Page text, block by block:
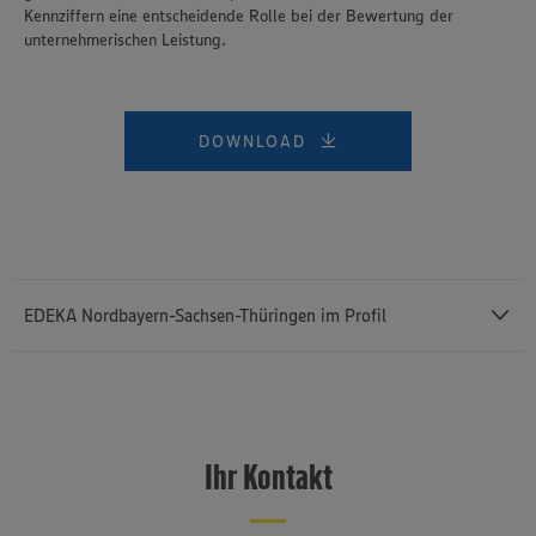
Kennziffern eine entscheidende Rolle bei der Bewertung der
unternehmerischen Leistung.
DOWNLOAD
EDEKA Nordbayern-Sachsen-Thüringen im Profil
genossenschaftlich organisierten EDEKA-Verbundes. Die
Genossenschaft als Keimzelle der Unternehmensgruppe wurde vor
Ihr Kontakt